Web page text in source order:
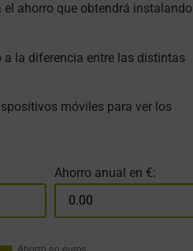
ahorro que obtendrá instalando
la diferencia entre las distintas
móviles para ver los
Ahorro anual en €: